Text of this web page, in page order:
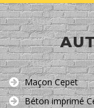
Maçon Cepet
Béton imprimé